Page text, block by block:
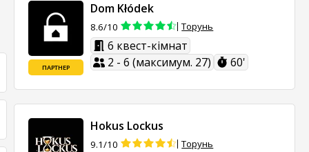
ПАРТНЕР
Dom Kłódek
8.6/10 Торунь
6 квест-кімнат
2 - 6 (максимум. 27)
60'
Hokus Lockus
9.1/10 Торунь